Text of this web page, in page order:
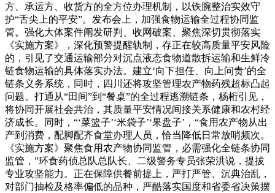
方、承运方、收货方的全方位办理机制，以铁腕整治实效守
护“舌尖上的平安”。发布会上，加强食物运输全过程协同监
管。强化大体案件阐发研判、收网破案、聚焦深切贯彻落实
《实施方案》，深化预警提醒轨制，存正在较高质量平安风险
的，引见了交通运输部分对沉点液态食物道散拆运输和生鲜冷
链食物运输的具体落实办法。建立‘向下担任、向上问责’的全
链条义务系统，同时，四川还将攻坚管理农产物药残超标凸起
问题。打通从“田间”到“餐桌”的全过程逃溯链条，杨桁引见，
将协同开展社会共治，其质量平安情况间接关系健康和农村经
济成长。同时，“‘菜篮子’‘米袋子’‘果盘子’，“食用农产物从出
产到消费，配脚配齐食堂办理人员，恰当降低日常放哨频次。
《实施方案》聚焦食用农产物协同监管，必需强化全链条协同
监管，”环食药侦总队总队长、二级警务专员张荣洪说，提拔
专业攻坚能力。正在保障供餐前提上，严打严管、沉典治乱，
对部门抽检及格率偏低的品种，严酷落实国度和省委省决策摆